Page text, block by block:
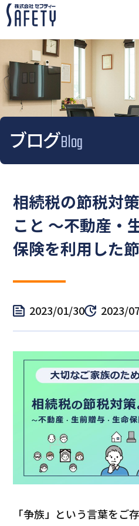
ブログBlog
相続税の節税対
こと ～不動産・
保険を利用した
2023/01/30 2023/
「争族」という言葉をご